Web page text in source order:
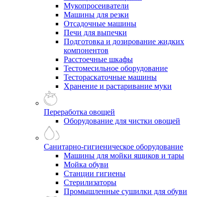
Мукопросеиватели
Машины для резки
Отсадочные машины
Печи для выпечки
Подготовка и дозирование жидких
компонентов
Расстоечные шкафы
Тестомесильное оборудование
Тестораскаточные машины
Хранение и растаривание муки
Переработка овощей
Оборудование для чистки овощей
Санитарно-гигиеническое оборудование
Машины для мойки ящиков и тары
Мойка обуви
Станции гигиены
Стерилизаторы
Промышленные сушилки для обуви